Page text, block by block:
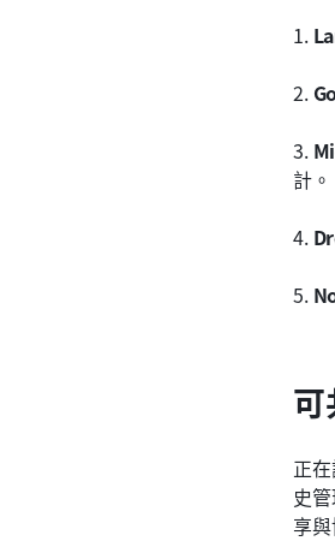
1.
2.
3.
計。
4.
5.
正
史
享與